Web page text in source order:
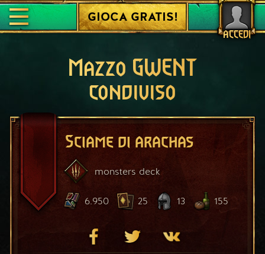
ACCEDI
GIOCA GRATIS!
Mazzo GWENT
condiviso
Sciame di arachas
monsters deck
6.950 25 13 155